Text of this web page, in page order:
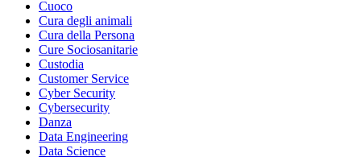
Cuoco
Cura degli animali
Cura della Persona
Cure Sociosanitarie
Custodia
Customer Service
Cyber Security
Cybersecurity
Danza
Data Engineering
Data Science